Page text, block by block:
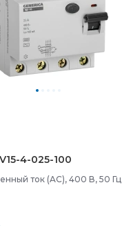
4-025-100
ток (AC), 400 В, 50 Гц